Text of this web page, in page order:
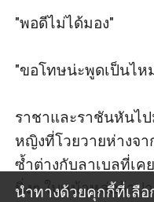
นำทางด้วยคุกกี้ที่เลือ
"พอดีไม่ได้มอง"
"ขอโทษน่ะพูดเป็นไห
ราชาและราชันหันไ
หญิงที่โวยวายห่างจา
ซ้ำต่างกับลาเบลที่เ
นิ่งๆ ใบหน้าหล่ออ้าป